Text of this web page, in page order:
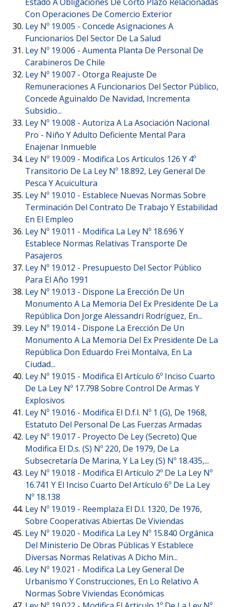
Con Operaciones De Comercio Exterior
Ley Nº 19.005 - Concede Asignaciones A
Funcionarios Del Sector De La Salud
Ley Nº 19.006 - Aumenta Planta De Personal De
Carabineros De Chile
Ley Nº 19.007 - Otorga Reajuste De
Remuneraciones A Funcionarios Del Sector Público,
Concede Aguinaldo De Navidad, Incrementa
Subsidio...
Ley Nº 19.008 - Autoriza A La Asociación Nacional
Pro - Niño Y Adulto Deficiente Mental Para
Enajenar Inmueble
Ley Nº 19.009 - Modifica Los Artículos 126 Y 4º
Transitorio De La Ley Nº 18.892, Ley General De
Pesca Y Acuicultura
Ley Nº 19.010 - Establece Nuevas Normas Sobre
Terminación Del Contrato De Trabajo Y Estabilidad
En El Empleo
Ley Nº 19.011 - Modifica La Ley Nº 18.696 Y
Establece Normas Relativas Transporte De
Pasajeros
Ley Nº 19.012 - Presupuesto Del Sector Público
Para El Año 1991
Ley Nº 19.013 - Dispone La Erección De Un
Monumento A La Memoria Del Ex Presidente De La
República Don Jorge Alessandri Rodríguez, En...
Ley Nº 19.014 - Dispone La Erección De Un
Monumento A La Memoria Del Ex Presidente De La
República Don Eduardo Frei Montalva, En La
Ciudad...
Ley Nº 19.015 - Modifica El Artículo 6º Inciso Cuarto
De La Ley Nº 17.798 Sobre Control De Armas Y
Explosivos
Ley Nº 19.016 - Modifica El D.f.l. Nº 1 (G), De 1968,
Estatuto Del Personal De Las Fuerzas Armadas
Ley Nº 19.017 - Proyecto De Ley (Secreto) Que
Modifica El D.s. (S) Nº 220, De 1979, De La
Subsecretaría De Marina, Y La Ley (S) Nº 18.435,...
Ley Nº 19.018 - Modifica El Artículo 2º De La Ley Nº
16.741 Y El Inciso Cuarto Del Artículo 6º De La Ley
Nº 18.138
Ley Nº 19.019 - Reemplaza El D.l. 1320, De 1976,
Sobre Cooperativas Abiertas De Viviendas
Ley Nº 19.020 - Modifica La Ley Nº 15.840 Orgánica
Del Ministerio De Obras Públicas Y Establece
Diversas Normas Relativas A Dicho Min...
Ley Nº 19.021 - Modifica La Ley General De
Urbanismo Y Construcciones, En Lo Relativo A
Normas Sobre Viviendas Económicas